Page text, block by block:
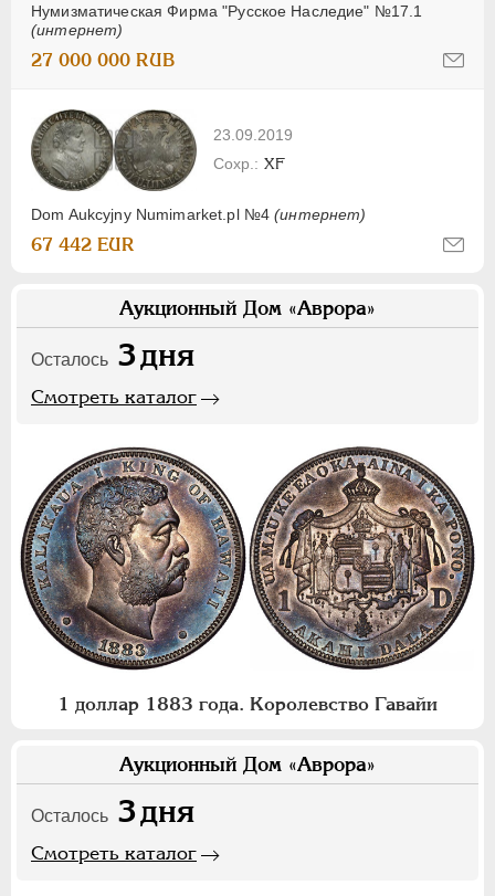
Нумизматическая Фирма "Русское Наследие" №17.1
(интернет)
27 000 000 RUB
23.09.2019
Dom Aukcyjny Numimarket.pl №4(интернет)
XF
67 442 EUR
Аукционный Дом «Аврора»
Осталось 3дня
Смотреть каталог
1 доллар 1883 года. Королевство Гавайи
Аукционный Дом «Аврора»
Осталось 3дня
Смотреть каталог